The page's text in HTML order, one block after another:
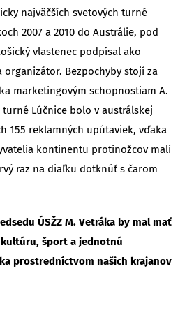
najväčších svetových turné
2007 a 2010 do Austrálie, pod
vlastenec podpísal ako
organizátor. Bezpochyby stojí za
marketingovým schopnostiam A.
Lúčnice bolo v austrálskej
155 reklamných upútaviek, vďaka
kontinentu protinožcov mali
raz na diaľku dotknúť s čarom
ÚSŽZ M. Vetráka by mal mať
šport a jednotnú
prostredníctvom našich krajanov